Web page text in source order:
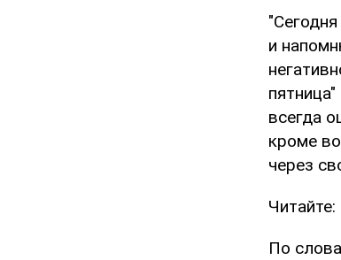
и
всегда
кроме
через
Читайте:
По